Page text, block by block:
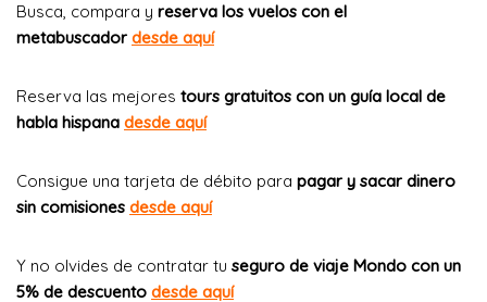
Busca, compara y reserva los vuelos con el
metabuscador desde aquí
Reserva las mejores tours gratuitos con un guía local de
habla hispana desde aquí
Consigue una tarjeta de débito para pagar y sacar dinero
sin comisiones desde aquí
Y no olvides de contratar tu seguro de viaje Mondo con un
5% de descuento desde aquí